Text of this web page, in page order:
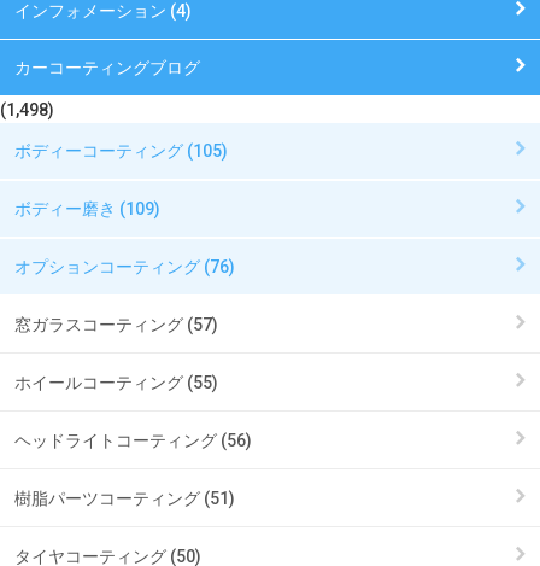
インフォメーション (4)
カーコーティングブログ
(1,498)
ボディーコーティング (105)
ボディー磨き (109)
オプションコーティング (76)
窓ガラスコーティング (57)
ホイールコーティング (55)
ヘッドライトコーティング (56)
樹脂パーツコーティング (51)
タイヤコーティング (50)